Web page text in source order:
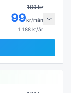
199kr
99kr/mån
1 188 kr/år